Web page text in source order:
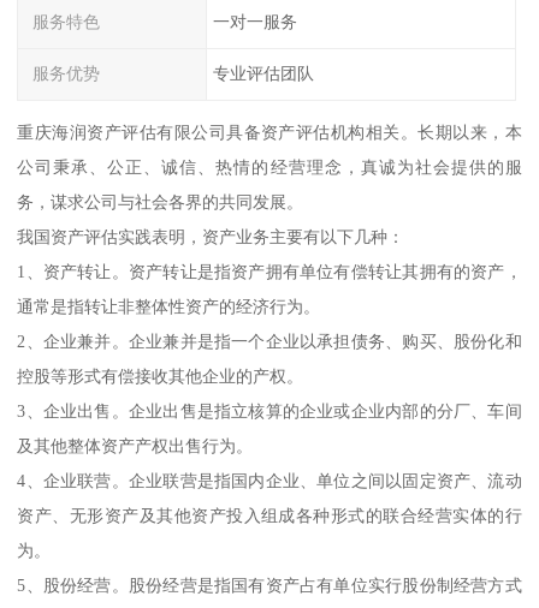
服务特色 一对一服务
服务优势 专业评估团队
重庆海润资产评估有限公司具备资产评估机构相关。长期以来，本
公司秉承、公正、诚信、热情的经营理念，真诚为社会提供的服
务，谋求公司与社会各界的共同发展。
我国资产评估实践表明，资产业务主要有以下几种：
1、资产转让。资产转让是指资产拥有单位有偿转让其拥有的资产，
通常是指转让非整体性资产的经济行为。
2、企业兼并。企业兼并是指一个企业以承担债务、购买、股份化和
控股等形式有偿接收其他企业的产权。
3、企业出售。企业出售是指立核算的企业或企业内部的分厂、车间
及其他整体资产产权出售行为。
4、企业联营。企业联营是指国内企业、单位之间以固定资产、流动
资产、无形资产及其他资产投入组成各种形式的联合经营实体的行
为。
5、股份经营。股份经营是指国有资产占有单位实行股份制经营方式